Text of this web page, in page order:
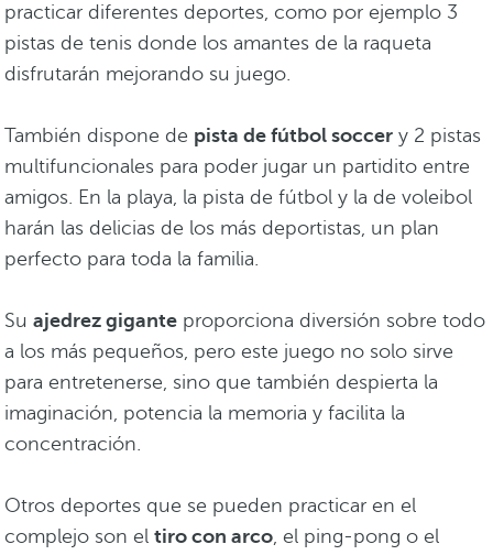
practicar diferentes deportes, como por ejemplo 3
pistas de tenis donde los amantes de la raqueta
disfrutarán mejorando su juego.
También dispone de pista de fútbol soccer y 2 pistas
multifuncionales para poder jugar un partidito entre
amigos. En la playa, la pista de fútbol y la de voleibol
harán las delicias de los más deportistas, un plan
perfecto para toda la familia.
Su ajedrez gigante proporciona diversión sobre todo
a los más pequeños, pero este juego no solo sirve
para entretenerse, sino que también despierta la
imaginación, potencia la memoria y facilita la
concentración.
Otros deportes que se pueden practicar en el
complejo son el tiro con arco, el ping-pong o el